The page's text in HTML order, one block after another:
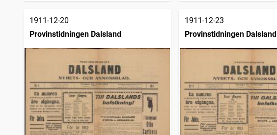
1911-12-20
Provinstidningen Dalsland
1911-12-23
Provinstidningen Dalsland